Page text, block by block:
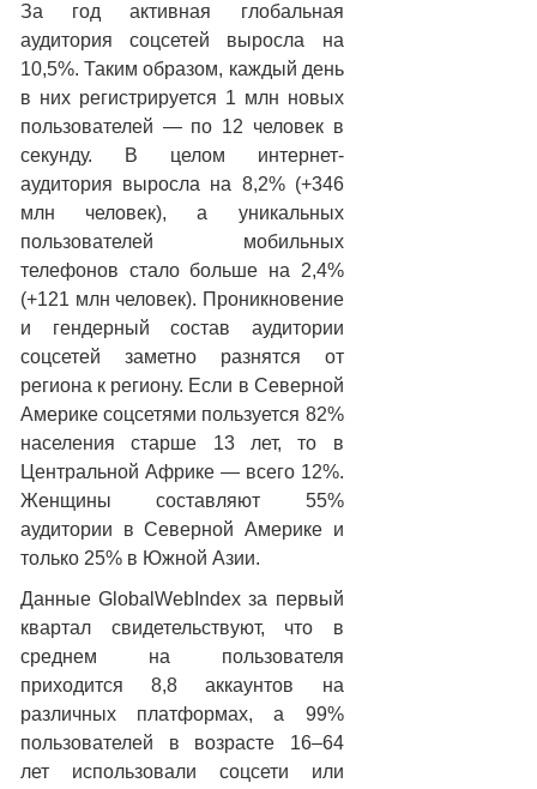
За год активная глобальная
аудитория соцсетей выросла на
10,5%. Таким образом, каждый день
в них регистрируется 1 млн новых
пользователей — по 12 человек в
секунду. В целом интернет-
аудитория выросла на 8,2% (+346
млн человек), а уникальных
пользователей мобильных
телефонов стало больше на 2,4%
(+121 млн человек). Проникновение
и гендерный состав аудитории
соцсетей заметно разнятся от
региона к региону. Если в Северной
Америке соцсетями пользуется 82%
населения старше 13 лет, то в
Центральной Африке — всего 12%.
Женщины составляют 55%
аудитории в Северной Америке и
только 25% в Южной Азии.
Данные GlobalWebIndex за первый
квартал свидетельствуют, что в
среднем на пользователя
приходится 8,8 аккаунтов на
различных платформах, а 99%
пользователей в возрасте 16–64
лет использовали соцсети или